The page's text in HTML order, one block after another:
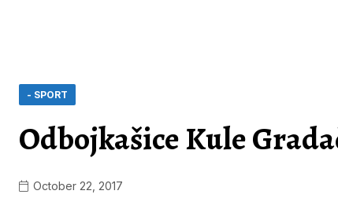
- SPORT
Odbojkašice Kule
October 22, 2017